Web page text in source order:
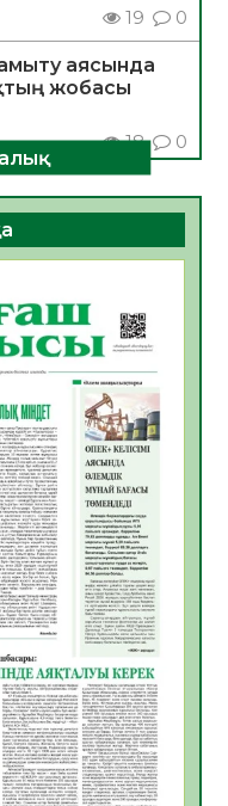
19 0
аясында
жобасы
18 0
өтті
19 0
ы жаңа
дайын
21
27
ПЕН
ҚАДАМ
26
36
қабылдау
40
тауарды